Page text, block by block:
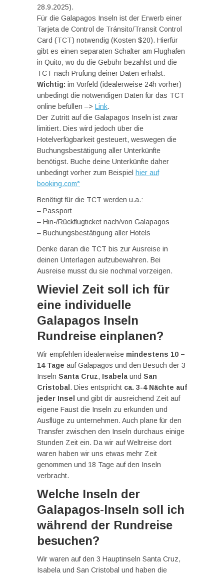
28.9.2025).
Für die Galapagos Inseln ist der Erwerb einer
Tarjeta de Control de Tránsito/Transit Control
Card (TCT) notwendig (Kosten $20). Hierfür
gibt es einen separaten Schalter am Flughafen
in Quito, wo du die Gebühr bezahlst und die
TCT nach Prüfung deiner Daten erhälst.
Wichtig: im Vorfeld (idealerweise 24h vorher)
unbedingt die notwendigen Daten für das TCT
online befüllen –> Link.
Der Zutritt auf die Galapagos Inseln ist zwar
limitiert. Dies wird jedoch über die
Hotelverfügbarkeit gesteuert, weswegen die
Buchungsbestätigung aller Unterkünfte
benötigst. Buche deine Unterkünfte daher
unbedingt vorher zum Beispiel hier auf
booking.com°
Benötigt für die TCT werden u.a.:
– Passport
– Hin-/Rückflugticket nach/von Galapagos
– Buchungsbestätigung aller Hotels
Denke daran die TCT bis zur Ausreise in
deinen Unterlagen aufzubewahren. Bei
Ausreise musst du sie nochmal vorzeigen.
Wieviel Zeit soll ich für
eine individuelle
Galapagos Inseln
Rundreise einplanen?
Wir empfehlen idealerweise mindestens 10 –
14 Tage auf Galapagos und den Besuch der 3
Inseln Santa Cruz, Isabela und San
Cristobal . Dies entspricht ca. 3-4 Nächte auf
jeder Insel und gibt dir ausreichend Zeit auf
eigene Faust die Inseln zu erkunden und
Ausflüge zu unternehmen. Auch plane für den
Transfer zwischen den Inseln durchaus einige
Stunden Zeit ein. Da wir auf Weltreise dort
waren haben wir uns etwas mehr Zeit
genommen und 18 Tage auf den Inseln
verbracht.
Welche Inseln der
Galapagos-Inseln soll ich
während der Rundreise
besuchen?
Wir waren auf den 3 Hauptinseln Santa Cruz,
Isabela und San Cristobal und haben die